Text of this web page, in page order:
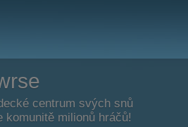
centrum svých snů
komunitě milionů hráčů!